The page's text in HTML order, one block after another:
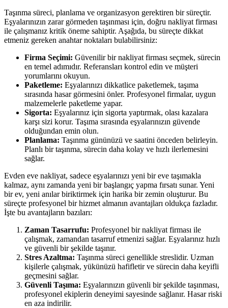
Taşınma süreci, planlama ve organizasyon gerektiren bir süreçtir.
Eşyalarınızın zarar görmeden taşınması için, doğru nakliyat firması
ile çalışmanız kritik öneme sahiptir. Aşağıda, bu süreçte dikkat
etmeniz gereken anahtar noktaları bulabilirsiniz:
Firma Seçimi: Güvenilir bir nakliyat firması seçmek, sürecin
en temel adımıdır. Referansları kontrol edin ve müşteri
yorumlarını okuyun.
Paketleme: Eşyalarınızı dikkatlice paketlemek, taşıma
sırasında hasar görmesini önler. Profesyonel firmalar, uygun
malzemelerle paketleme yapar.
Sigorta: Eşyalarınız için sigorta yaptırmak, olası kazalara
karşı sizi korur. Taşıma sırasında eşyalarınızın güvende
olduğundan emin olun.
Planlama: Taşınma gününüzü ve saatini önceden belirleyin.
Planlı bir taşınma, sürecin daha kolay ve hızlı ilerlemesini
sağlar.
Evden eve nakliyat, sadece eşyalarınızı yeni bir eve taşımakla
kalmaz, aynı zamanda yeni bir başlangıç yapma fırsatı sunar. Yeni
bir ev, yeni anılar biriktirmek için harika bir zemin oluşturur. Bu
süreçte profesyonel bir hizmet almanın avantajları oldukça fazladır.
İşte bu avantajların bazıları:
Zaman Tasarrufu: Profesyonel bir nakliyat firması ile
çalışmak, zamandan tasarruf etmenizi sağlar. Eşyalarınız hızlı
ve güvenli bir şekilde taşınır.
Stres Azaltma: Taşınma süreci genellikle streslidir. Uzman
kişilerle çalışmak, yükünüzü hafifletir ve sürecin daha keyifli
geçmesini sağlar.
Güvenli Taşıma: Eşyalarınızın güvenli bir şekilde taşınması,
profesyonel ekiplerin deneyimi sayesinde sağlanır. Hasar riski
en aza indirilir.